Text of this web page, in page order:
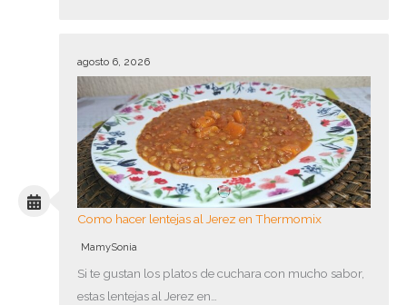
agosto 6, 2026
Como hacer lentejas al Jerez en Thermomix
MamySonia
Si te gustan los platos de cuchara con mucho sabor,
estas lentejas al Jerez en…